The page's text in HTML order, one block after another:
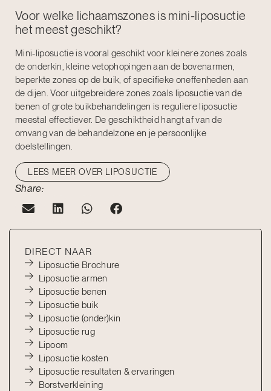
Voor welke lichaamszones is mini-liposuctie
het meest geschikt?
Mini-liposuctie is vooral geschikt voor kleinere zones zoals
de onderkin, kleine vetophopingen aan de bovenarmen,
beperkte zones op de buik, of specifieke oneffenheden aan
de dijen. Voor uitgebreidere zones zoals liposuctie van de
benen of grote buikbehandelingen is reguliere liposuctie
meestal effectiever. De geschiktheid hangt af van de
omvang van de behandelzone en je persoonlijke
doelstellingen.
LEES MEER OVER LIPOSUCTIE
Share:
DIRECT NAAR
Liposuctie Brochure
Liposuctie armen
Liposuctie benen
Liposuctie buik
Liposuctie (onder)kin
Liposuctie rug
Lipoom
Liposuctie kosten
Liposuctie resultaten & ervaringen
Borstverkleining